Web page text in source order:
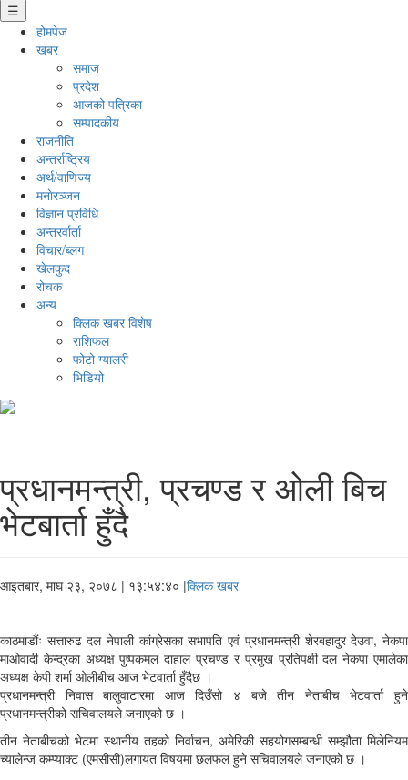
☰
होमपेज
खबर
समाज
प्रदेश
आजको पत्रिका
सम्पादकीय
राजनीति
अन्तर्राष्ट्रिय
अर्थ/वाणिज्य
मनाेरञ्जन
विज्ञान प्रविधि
अन्तरर्वार्ता
विचार/ब्लग
खेलकुद
रोचक
अन्य
क्लिक खबर विशेष
राशिफल
फोटो ग्यालरी
भिडियो
प्रधानमन्त्री, प्रचण्ड र ओली बिच
भेटबार्ता हुँदै
आइतबार, माघ २३, २०७८ | १३:५४:४० |क्लिक खबर
काठमाडौंः सत्तारुढ दल नेपाली कांग्रेसका सभापति एवं प्रधानमन्त्री शेरबहादुर देउवा, नेकपा
माओवादी केन्द्रका अध्यक्ष पुष्पकमल दाहाल प्रचण्ड र प्रमुख प्रतिपक्षी दल नेकपा एमालेका
अध्यक्ष केपी शर्मा ओलीबीच आज भेटवार्ता हुँदैछ ।
प्रधानमन्त्री निवास बालुवाटारमा आज दिउँसो ४ बजे तीन नेताबीच भेटवार्ता हुने
प्रधानमन्त्रीको सचिवालयले जनाएको छ ।
तीन नेताबीचको भेटमा स्थानीय तहको निर्वाचन, अमेरिकी सहयोगसम्बन्धी सम्झौता मिलेनियम
च्यालेन्ज कम्प्याक्ट (एमसीसी)लगायत विषयमा छलफल हुने सचिवालयले जनाएको छ ।